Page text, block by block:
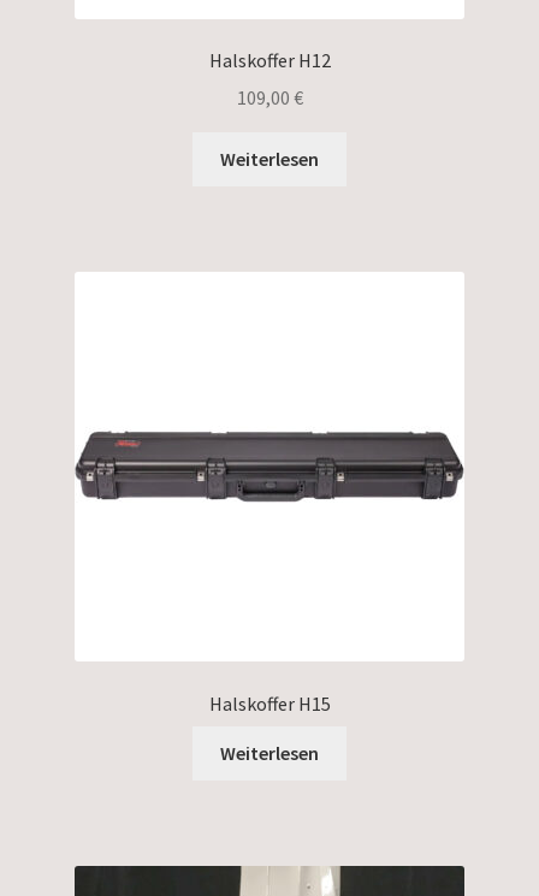
Halskoffer H12
109,00 €
Weiterlesen
Halskoffer H15
Weiterlesen